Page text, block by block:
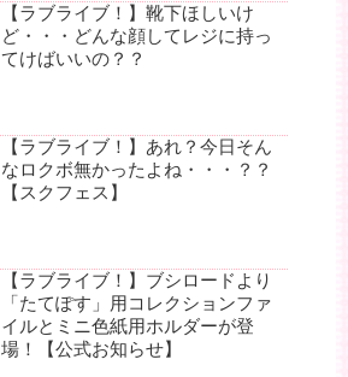
【ラブライブ！】靴下ほしいけ
ど・・・どんな顔してレジに持っ
てけばいいの？？
【ラブライブ！】あれ？今日そん
なロクボ無かったよね・・・？？
【スクフェス】
【ラブライブ！】ブシロードより
「たてぽす」用コレクションファ
イルとミニ色紙用ホルダーが登
場！【公式お知らせ】